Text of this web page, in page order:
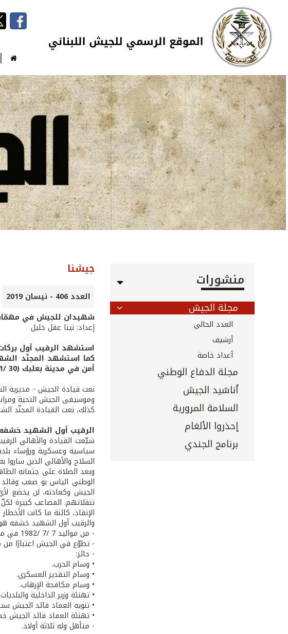
تجاوز إلى المحتوى الرئيسي
Skip to navigation
منشورات
مجلة الجيش
العدد الحالي
أرشيف
أعداد خاصة
مجلة الدفاع الوطني
أناشيد الجيش
السلامة المرورية
إحذروا الألغام
برنامج الجندي
جيشنا
العدد 406 - نيسان 2019
شهيدان للجيش في
إعداد: نينا عقل خليل
استشهد الرقيب أول بركات علي خشفه (26 /3 /2019) في محلة وادي خالد -
أمن في مدينة بعلبك (30 /11 /2018).
نعت قيادة الجيش - مديرية
وموسيقى الجيش التحية
كذلك، نعت القيادة المجنّد
الرقيب أول الشهيد خشفه
شيّعت القيادة والأهالي
سياسية وعسكرية ورؤساء
السلاح والأهالي الذين ساروا
وبعد الصلاة على جثمانه
الوطني الياس بو صعب
الجيش وكعادته، لن يخضع
تنقلاتهم. المصاعب كبيرة
الإنقاذ، كائنة ما كانت
والرقيب أول الشهيد خشفه
- من مواليد 7 /7 /1982 في مجدلا - عكار.
- تطوّع في الجيش اعتبارًا من 5 /5/ 2005.
- حائز:
• وسام الحرب.
• وسام التقدير العسكري.
• وسام مكافحة الإرهاب.
• تهنئة وزير الداخلية
• تنويه العماد قائد الجيش
• تهنئة العماد قائد الجيش
- متأهل وله ثلاثة أولاد.